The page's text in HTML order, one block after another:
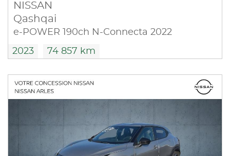
NISSAN
Qashqai
e-POWER 190ch N-Connecta 2022
2023 74 857 km